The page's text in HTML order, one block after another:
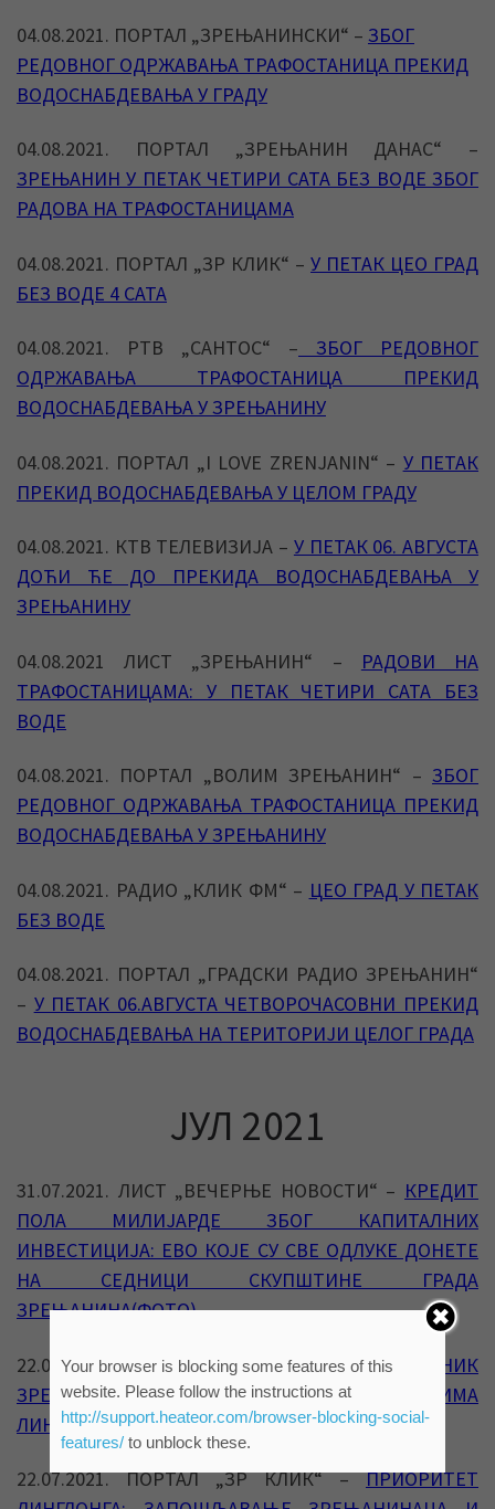
04.08.2021. ПОРТАЛ „ЗРЕЊАНИНСКИ“ – ЗБОГ
РЕДОВНОГ ОДРЖАВАЊА ТРАФОСТАНИЦА ПРЕКИД
ВОДОСНАБДЕВАЊА У ГРАДУ
04.08.2021. ПОРТАЛ „ЗРЕЊАНИН ДАНАС“ –
ЗРЕЊАНИН У ПЕТАК ЧЕТИРИ САТА БЕЗ ВОДЕ ЗБОГ
РАДОВА НА ТРАФОСТАНИЦАМА
04.08.2021. ПОРТАЛ „ЗР КЛИК“ – У ПЕТАК ЦЕО ГРАД
БЕЗ ВОДЕ 4 САТА
04.08.2021. РТВ „САНТОС“ – ЗБОГ РЕДОВНОГ
ОДРЖАВАЊА ТРАФОСТАНИЦА ПРЕКИД
ВОДОСНАБДЕВАЊА У ЗРЕЊАНИНУ
04.08.2021. ПОРТАЛ „I LOVE ZRENJANIN“ – У ПЕТАК
ПРЕКИД ВОДОСНАБДЕВАЊА У ЦЕЛОМ ГРАДУ
04.08.2021. КТВ ТЕЛЕВИЗИЈА – У ПЕТАК 06. АВГУСТА
ДОЋИ ЋЕ ДО ПРЕКИДА ВОДОСНАБДЕВАЊА У
ЗРЕЊАНИНУ
04.08.2021 ЛИСТ „ЗРЕЊАНИН“ – РАДОВИ НА
ТРАФОСТАНИЦАМА: У ПЕТАК ЧЕТИРИ САТА БЕЗ
ВОДЕ
04.08.2021. ПОРТАЛ „ВОЛИМ ЗРЕЊАНИН“ – ЗБОГ
РЕДОВНОГ ОДРЖАВАЊА ТРАФОСТАНИЦА ПРЕКИД
ВОДОСНАБДЕВАЊА У ЗРЕЊАНИНУ
04.08.2021. РАДИО „КЛИК ФМ“ – ЦЕО ГРАД У ПЕТАК
БЕЗ ВОДЕ
04.08.2021. ПОРТАЛ „ГРАДСКИ РАДИО ЗРЕЊАНИН“
– У ПЕТАК 06.АВГУСТА ЧЕТВОРОЧАСОВНИ ПРЕКИД
ВОДОСНАБДЕВАЊА НА ТЕРИТОРИЈИ ЦЕЛОГ ГРАДА
ЈУЛ 2021
31.07.2021. ЛИСТ „ВЕЧЕРЊЕ НОВОСТИ“ – КРЕДИТ
ПОЛА МИЛИЈАРДЕ ЗБОГ КАПИТАЛНИХ
ИНВЕСТИЦИЈА: ЕВО КОЈЕ СУ СВЕ ОДЛУКЕ ДОНЕТЕ
НА СЕДНИЦИ СКУПШТИНЕ ГРАДА
ЗРЕЊАНИНА(ФОТО)
22.07.2021.ПОРТАЛ „Б92“ – ГРАДОНАЧЕЛНИК
ЗРЕЊАНИНА САСТАО СЕ СА ПРЕДСТАВНИЦИМА
ЛИНГЛОНГА
22.07.2021. ПОРТАЛ „ЗР КЛИК“ –ПРИОРИТЕТ
Your browser is blocking some features of this
website. Please follow the instructions at
http://support.heateor.com/browser-blocking-social-
features/to unblock these.